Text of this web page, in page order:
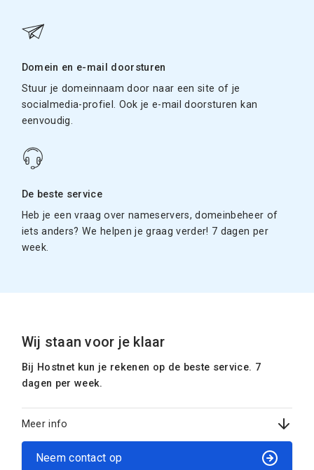
Domein en e-mail doorsturen
Stuur je domeinnaam door naar een site of je
socialmedia-profiel. Ook je e-mail doorsturen kan
eenvoudig.
De beste service
Heb je een vraag over nameservers, domeinbeheer of
iets anders? We helpen je graag verder! 7 dagen per
week.
Wij staan voor je klaar
Bij Hostnet kun je rekenen op de beste service. 7
dagen per week.
Meer info
Neem contact op